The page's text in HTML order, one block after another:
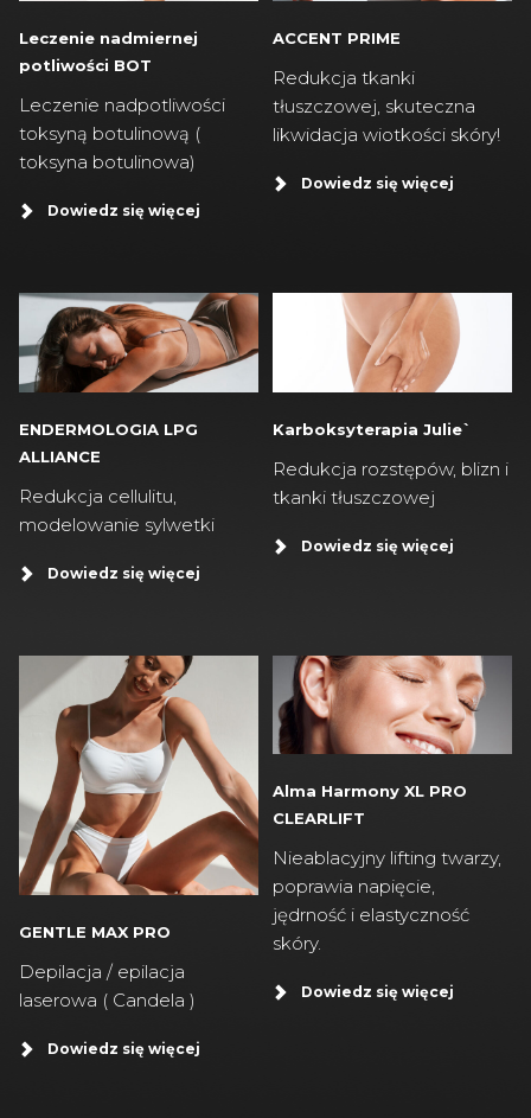
Leczenie nadmiernej
potliwości BOT
Leczenie nadpotliwości
toksyną botulinową (
toksyna botulinowa)
Dowiedz się więcej
ACCENT PRIME
Redukcja tkanki
tłuszczowej, skuteczna
likwidacja wiotkości skóry!
Dowiedz się więcej
ENDERMOLOGIA LPG
ALLIANCE
Redukcja cellulitu,
modelowanie sylwetki
Dowiedz się więcej
Karboksyterapia Julie`
Redukcja rozstępów, blizn i
tkanki tłuszczowej
Dowiedz się więcej
GENTLE MAX PRO
Depilacja / epilacja
laserowa ( Candela )
Dowiedz się więcej
Alma Harmony XL PRO
CLEARLIFT
Nieablacyjny lifting twarzy,
poprawia napięcie,
jędrność i elastyczność
skóry.
Dowiedz się więcej